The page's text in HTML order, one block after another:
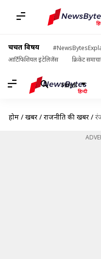
चर्चित विषय
आर्टिफिशियल इंटेलिजेंस
क्रिकेट
Hindi
होम / खबरें / राजनीति की खबरें /